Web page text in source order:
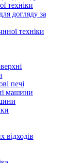
техніки
догляду за
техніки
печі
машини
відходів